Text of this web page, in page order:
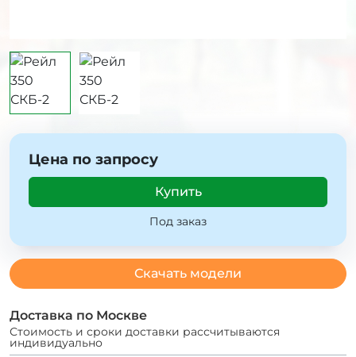
Цена по запросу
Купить
Под заказ
Скачать модели
Доставка по Москве
Стоимость и сроки доставки рассчитываются
индивидуально